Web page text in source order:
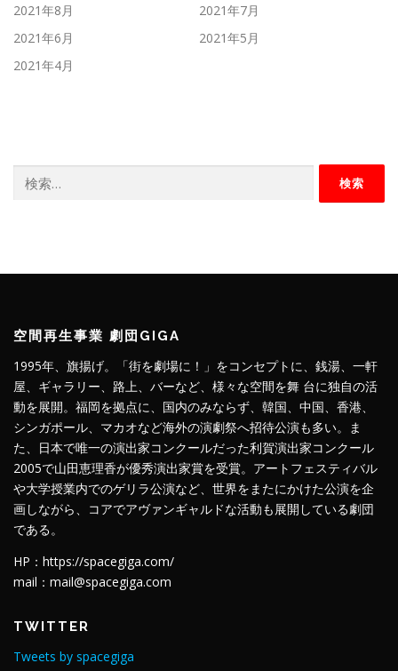
2021年8月
2021年7月
2021年6月
2021年5月
2021年4月
索:
空間再生事業 劇団GIGA
1995年、旗揚げ。「街を劇場に！」をコンセプトに、銭湯、一軒
屋、ギャラリー、路上、バーなど、様々な空間を舞 台に独自の活
動を展開。福岡を拠点に、国内のみならず、韓国、中国、香港、
シンガポール、マカオなど海外の演劇祭へ招待公演も多い。ま
た、日本で唯一の演出家コンクールだった利賀演出家コンクール
2005で山田恵理香が優秀演出家賞を受賞。アートフェスティバル
や大学授業内でのゲリラ公演など、世界をまたにかけた公演を企
画しながら、コアでアヴァンギャルドな活動も展開している劇団
である。
HP：https://spacegiga.com/
mail：mail@spacegiga.com
TWITTER
Tweets by spacegiga